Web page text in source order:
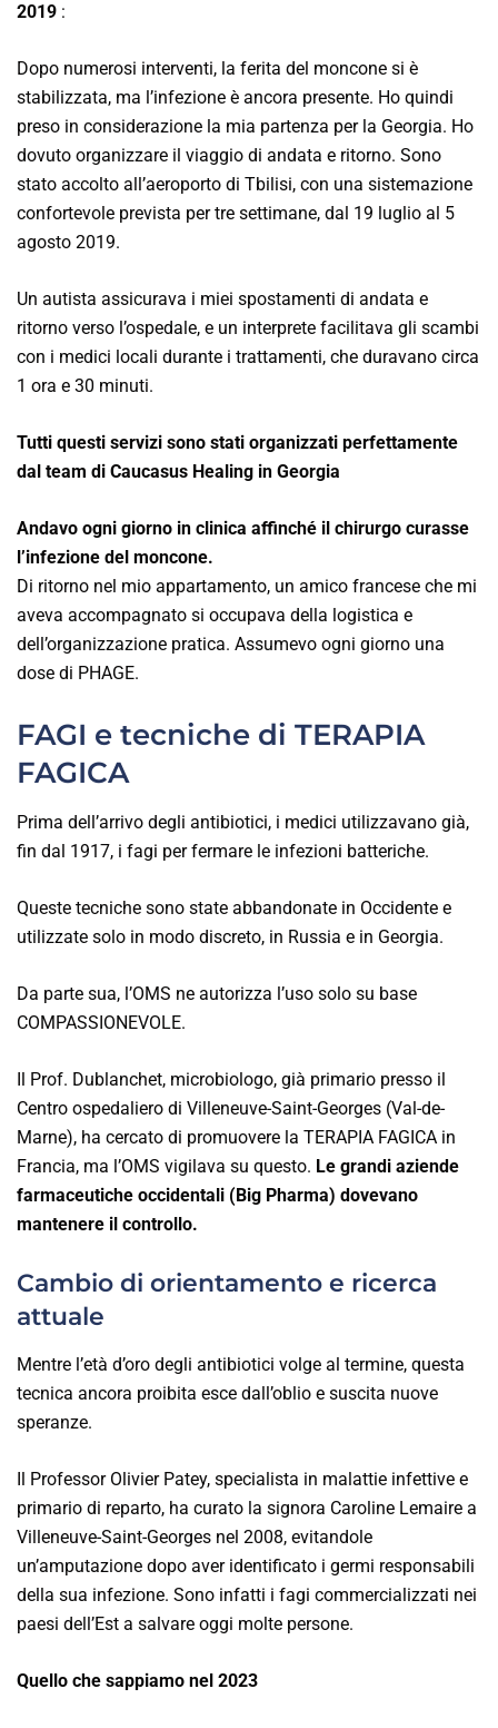
2019 :
Dopo numerosi interventi, la ferita del moncone si è
stabilizzata, ma l’infezione è ancora presente. Ho quindi
preso in considerazione la mia partenza per la Georgia. Ho
dovuto organizzare il viaggio di andata e ritorno. Sono
stato accolto all’aeroporto di Tbilisi, con una sistemazione
confortevole prevista per tre settimane, dal 19 luglio al 5
agosto 2019.
Un autista assicurava i miei spostamenti di andata e
ritorno verso l’ospedale, e un interprete facilitava gli scambi
con i medici locali durante i trattamenti, che duravano circa
1 ora e 30 minuti.
Tutti questi servizi sono stati organizzati perfettamente
dal team di Caucasus Healing in Georgia
Andavo ogni giorno in clinica affinché il chirurgo curasse
l’infezione del moncone.
Di ritorno nel mio appartamento, un amico francese che mi
aveva accompagnato si occupava della logistica e
dell’organizzazione pratica. Assumevo ogni giorno una
dose di PHAGE.
FAGI e tecniche di TERAPIA
FAGICA
Prima dell’arrivo degli antibiotici, i medici utilizzavano già,
fin dal 1917, i fagi per fermare le infezioni batteriche.
Queste tecniche sono state abbandonate in Occidente e
utilizzate solo in modo discreto, in Russia e in Georgia.
Da parte sua, l’OMS ne autorizza l’uso solo su base
COMPASSIONEVOLE.
Il Prof. Dublanchet, microbiologo, già primario presso il
Centro ospedaliero di Villeneuve-Saint-Georges (Val-de-
Marne), ha cercato di promuovere la TERAPIA FAGICA in
Francia, ma l’OMS vigilava su questo. Le grandi aziende
farmaceutiche occidentali (Big Pharma) dovevano
mantenere il controllo.
Cambio di orientamento e ricerca
attuale
Mentre l’età d’oro degli antibiotici volge al termine, questa
tecnica ancora proibita esce dall’oblio e suscita nuove
speranze.
Il Professor Olivier Patey, specialista in malattie infettive e
primario di reparto, ha curato la signora Caroline Lemaire a
Villeneuve-Saint-Georges nel 2008, evitandole
un’amputazione dopo aver identificato i germi responsabili
della sua infezione. Sono infatti i fagi commercializzati nei
paesi dell’Est a salvare oggi molte persone.
Quello che sappiamo nel 2023